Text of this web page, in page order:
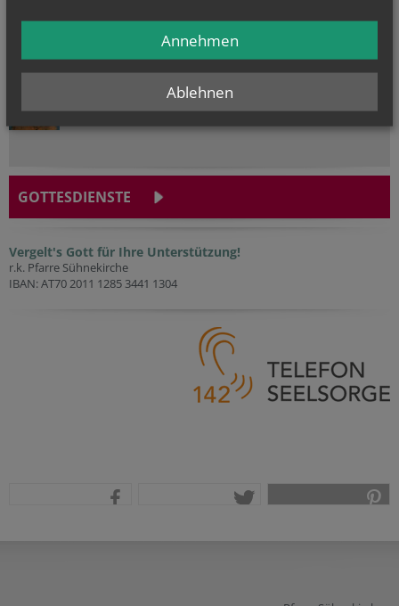
NAMENSTAGE
Hl. Dominikus, Hl. Cyriakus, , Vierzehn heilige Nothelfer, Hl.
GOTTESDIENSTE
Vergelt's Gott für Ihre Unterstützung!
r.k. Pfarre Sühnekirche
IBAN: AT70 2011 1285 3441 1304
Ablehnen
Annehmen